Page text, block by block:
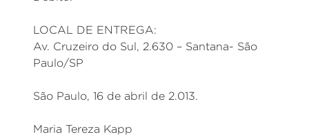
LOCAL DE ENTREGA:
Av. Cruzeiro do Sul, 2.630 – Santana- São
Paulo/SP
São Paulo, 16 de abril de 2.013.
Maria Tereza Kapp